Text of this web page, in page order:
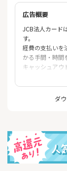
広告概要
JCB法人カード
す。
経費の支払いを
かる手間・時間
キャッシュアウ
0万円以上のカ
ダ